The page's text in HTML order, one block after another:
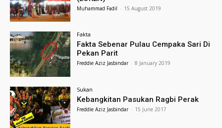
Muhammad Fadil - 15 August 2019
Fakta
Fakta Sebenar Pulau Cempaka Sari Di
Pekan Parit
Freddie Aziz Jasbindar - 8 January 2019
Sukan
Kebangkitan Pasukan Ragbi Perak
Freddie Aziz Jasbindar - 15 June 2017